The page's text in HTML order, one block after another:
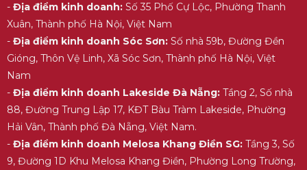
- Địa điểm kinh doanh:Số 35 Phố Cự Lộc, Phường Thanh
Xuân, Thành phố Hà Nội, Việt Nam
- Địa điểm kinh doanh Sóc Sơn:Số nhà 59b, Đường Đền
Gióng, Thôn Vệ Linh, Xã Sóc Sơn, Thành phố Hà Nội, Việt
Nam
- Địa điểm kinh doanh Lakeside Đà Nẵng:Tầng 2, Số nhà
88, Đường Trung Lập 17, KĐT Bàu Tràm Lakeside, Phường
Hải Vân, Thành phố Đà Nẵng, Việt Nam.
- Địa điểm kinh doanh Melosa Khang Điền SG:Tầng 3, Số
9, Đường 1D Khu Melosa Khang Điền, Phường Long Trường,